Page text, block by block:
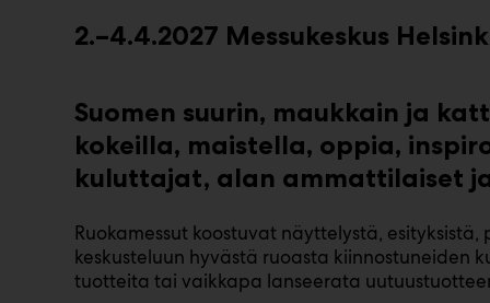
2.–4.4.2027 Messukeskus
Suomen suurin, maukkain ja
kokeilla, maistella, oppia,
kuluttajat, alan ammattilaiset
Ruokamessut koostuvat näyttelystä,
keskusteluun hyvästä ruoasta kiinnostuneiden
tuotteita tai vaikkapa lanseerata